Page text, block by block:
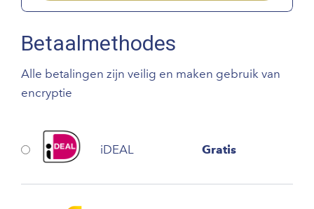
Betaalmethodes
Alle betalingen zijn veilig en maken gebruik van
encryptie
iDEAL Gratis